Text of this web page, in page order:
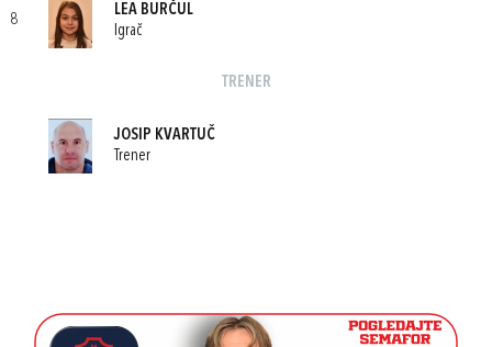
8
LEA BURČUL
Igrač
TRENER
JOSIP KVARTUČ
Trener